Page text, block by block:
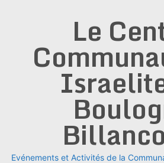
Le
Evénements et Activités de la